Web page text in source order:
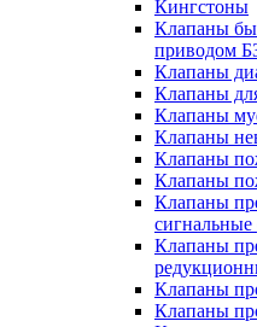
Кингстоны
Клапаны
приводом
Клапаны
Клапаны
Клапаны
Клапаны
Клапаны
Клапаны
Клапаны
сигнальные
Клапаны
Клапаны
Клапаны